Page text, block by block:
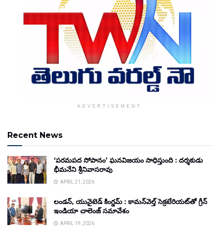
ADVERTISEMENT
Recent News
‘పరమపద సోపానం’ ఘనవిజయం సాధిస్తుంది : దర్శకుడు
భీమనేని శ్రీనివాసరావు
APRIL 21, 2026
లండన్, యునైటెడ్ కింగ్డమ్ : కామన్‌వెల్త్ సెక్రటేరియట్‌తో గ్రీన్
ఇండియా చాలెంజ్ సమావేశం
APRIL 19, 2026